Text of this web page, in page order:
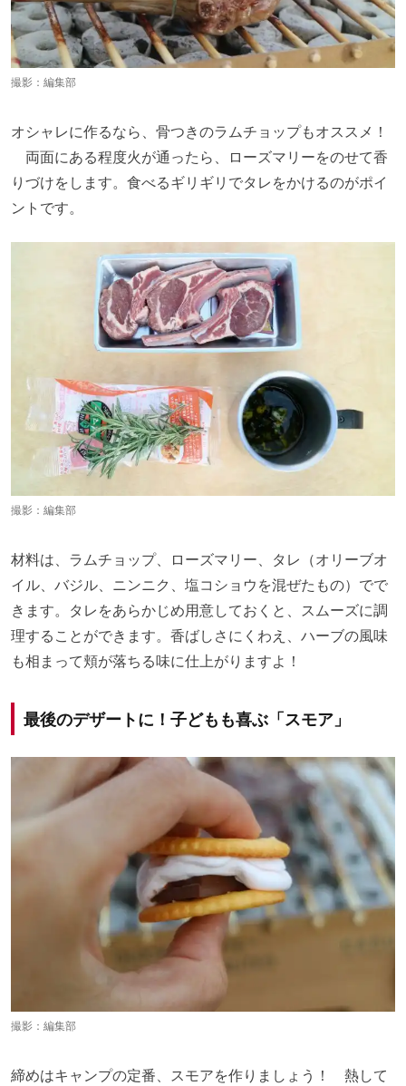
撮影：編集部
オシャレに作るなら、骨つきのラムチョップもオススメ！
両面にある程度火が通ったら、ローズマリーをのせて香
りづけをします。食べるギリギリでタレをかけるのがポイ
ントです。
撮影：編集部
材料は、ラムチョップ、ローズマリー、タレ（オリーブオ
イル、バジル、ニンニク、塩コショウを混ぜたもの）でで
きます。タレをあらかじめ用意しておくと、スムーズに調
理することができます。香ばしさにくわえ、ハーブの風味
も相まって頬が落ちる味に仕上がりますよ！
最後のデザートに！子どもも喜ぶ「スモア」
撮影：編集部
締めはキャンプの定番、スモアを作りましょう！ 熱して